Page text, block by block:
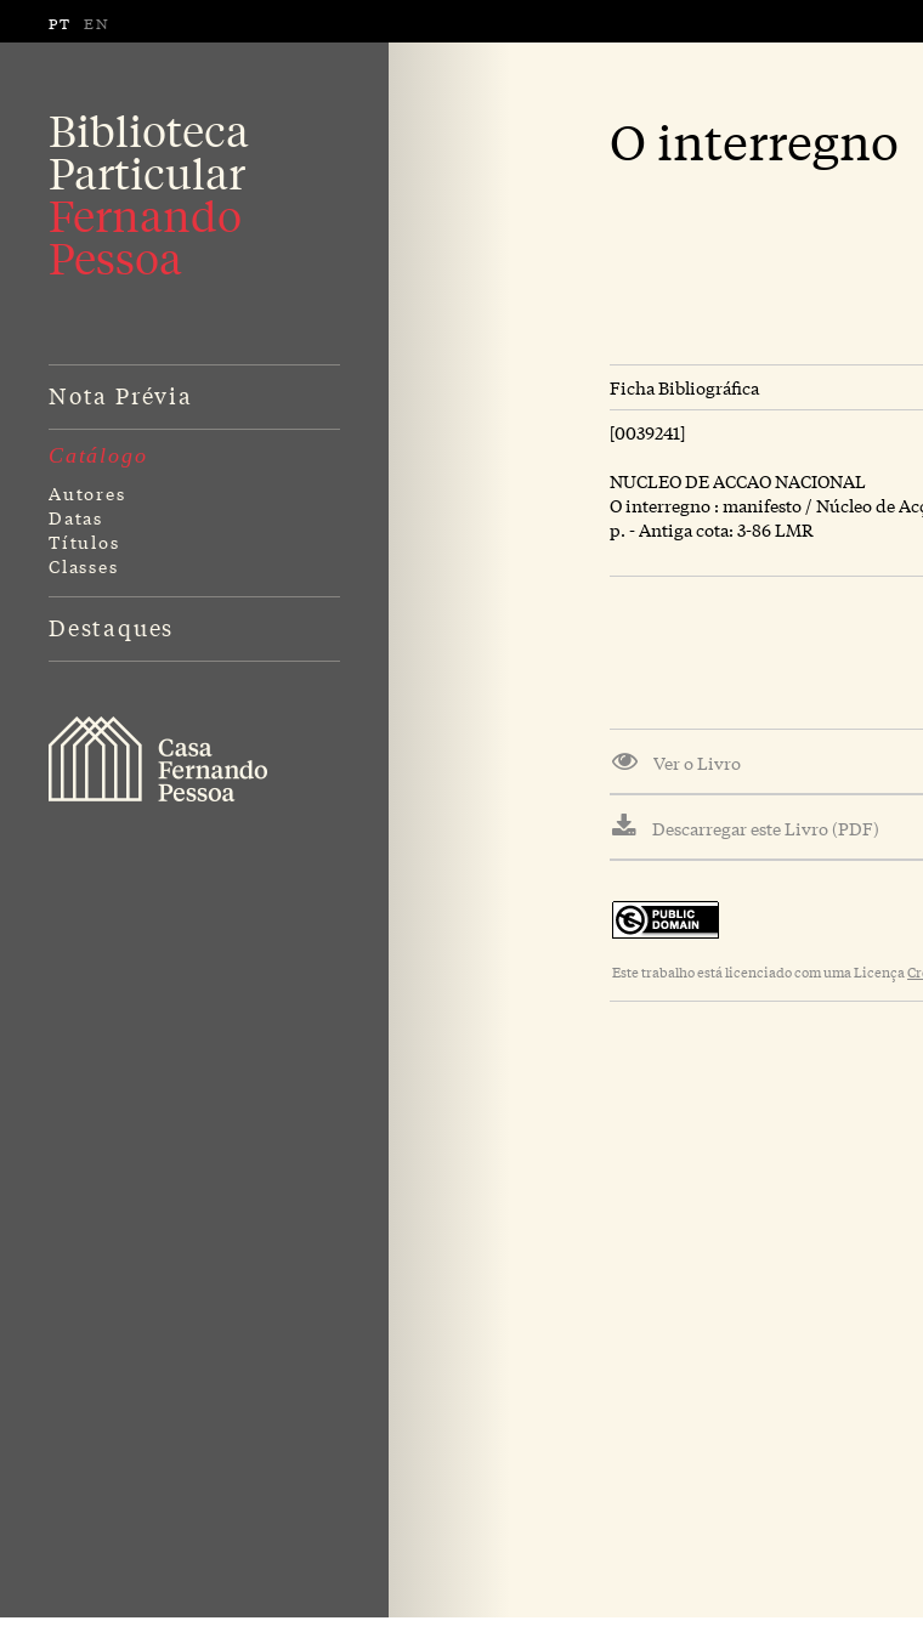
PT EN
Biblioteca
Particular
Fernando
Pessoa
Nota Prévia
Catálogo
Autores
Datas
Títulos
Classes
Destaques
O interregno
Ficha Bibliográfica
[0039241]
NUCLEO DE ACCAO NACIONAL
O interregno : manifesto / Núcleo de
p. - Antiga cota: 3-86 LMR
Ver o Livro
Descarregar este Livro (PDF)
Este trabalho está licenciado com uma Licença